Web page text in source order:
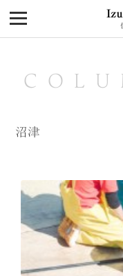
MENU
NEWS
JOURNEY
西伊豆
南伊豆
沼津